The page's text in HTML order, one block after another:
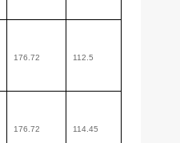
176.72 112.5
176.72 114.45